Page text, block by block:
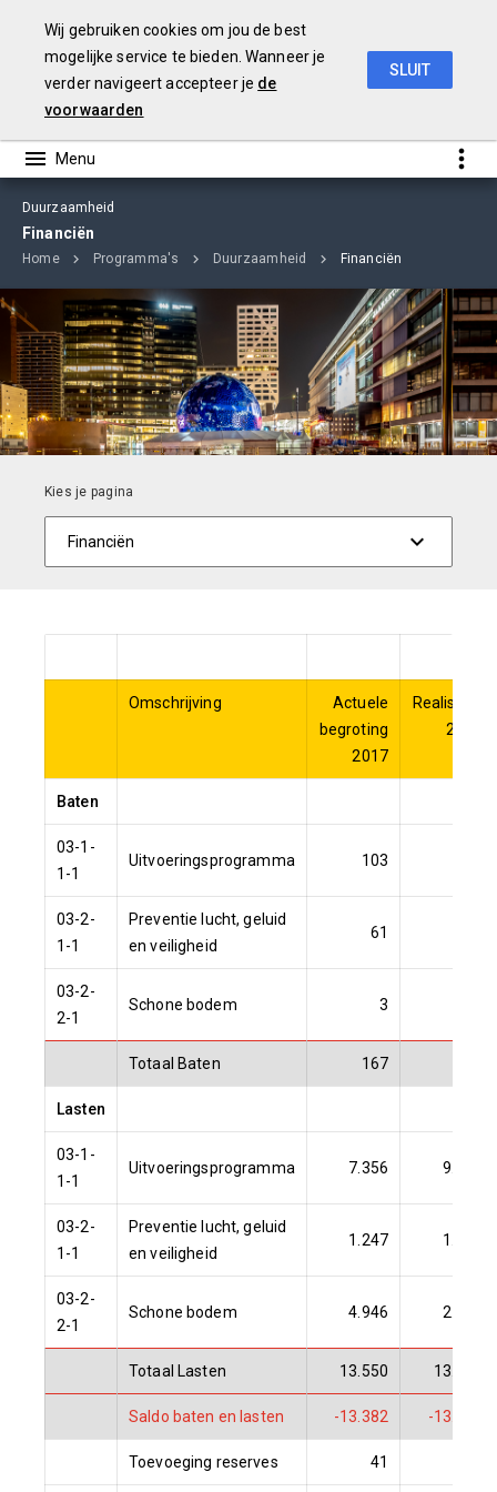
Duurzaamheid
Financiën
Home Programma's Duurzaamheid Financiën
Omschrijving
Actuele
begroting
2017
Realisatie
2017
Baten
03-1-
1-1
Uitvoeringsprogramma 103
03-2-
1-1
Preventie lucht, geluid
en veiligheid
61
03-2-
2-1
Schone bodem 3
Totaal Baten 167
Lasten
03-1-
1-1
Uitvoeringsprogramma 7.356 9.618
03-2-
1-1
Preventie lucht, geluid
en veiligheid
1.247 1.279
03-2-
2-1
Schone bodem 4.946 2.981
Totaal Lasten 13.550 13.878
Saldo baten en lasten -13.382 -13.545
Toevoeging reserves 41
Wij gebruiken cookies om jou de best
mogelijke service te bieden. Wanneer je
verder navigeert accepteer je de
voorwaarden
SLUIT